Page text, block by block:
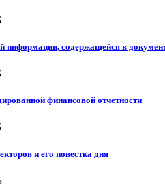
информации, содержащейся в
финансовой отчетности
и его повестка дня